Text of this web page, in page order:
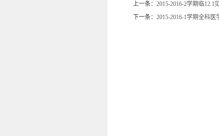
上一条： 2015-2016-2学期临12.1
下一条： 2015-2016-1学期全科医